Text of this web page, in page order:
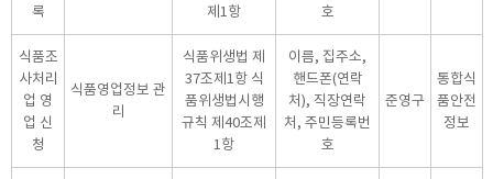
록
제1항
호
식품조
사처리
업 영
업 신
청
식품영업정보 관
리
식품위생법 제
37조제1항 식
품위생법시행
규칙 제40조제
1항
이름, 집주소,
핸드폰(연락
처), 직장연락
처, 주민등록번
호
준영구
통합식
품안전
정보